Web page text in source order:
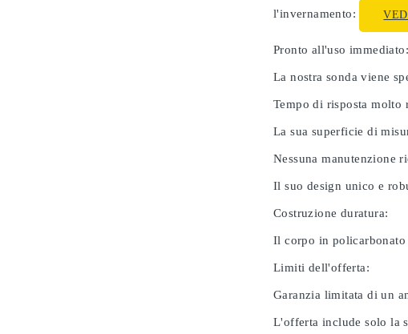
l'invernamento:
Pronto all'uso immediato:
La nostra sonda viene
Tempo di risposta molto
La sua superficie di
Nessuna manutenzione
Il suo design unico e
Costruzione duratura:
Il corpo in policarbonato
Limiti dell'offerta:
Garanzia limitata di un
L'offerta include solo la